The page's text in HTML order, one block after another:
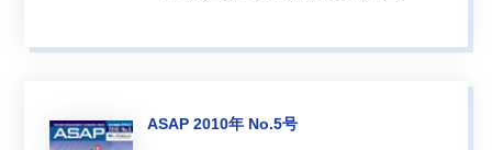
ASAP 2010年 No.5号